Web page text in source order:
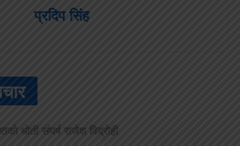
प्रदिप सिंह